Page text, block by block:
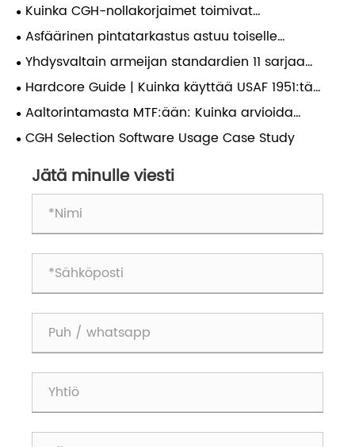
Kuinka CGH-nollakorjaimet toimivat
diffraktiivisina nollalinsseinä (DNL)
mahdollistaakseen korkean tarkkuuden
asfääritestauksen?
Asfäärinen pintatarkastus astuu toiselle
aikakaudelle: Miten tehokkuus määrittää
laadullisen muutoksen elinehto tulevassa
optisessa valmistuksessa?
Yhdysvaltain armeijan standardien 11 sarjaa
(3500 riviparia) ultrakorkean resoluution
testikohteita: keskeinen varmistusstandardi
huippuluokan objektiivien todelliselle resoluutiolle.
Hardcore Guide | Kuinka käyttää USAF 1951:tä
oikein optisen järjestelmän resoluution
kalibrointiin?
Aaltorintamasta MTF:ään: Kuinka arvioida
optinen järjestelmä täysin?
CGH Selection Software Usage Case Study
Jätä minulle viesti